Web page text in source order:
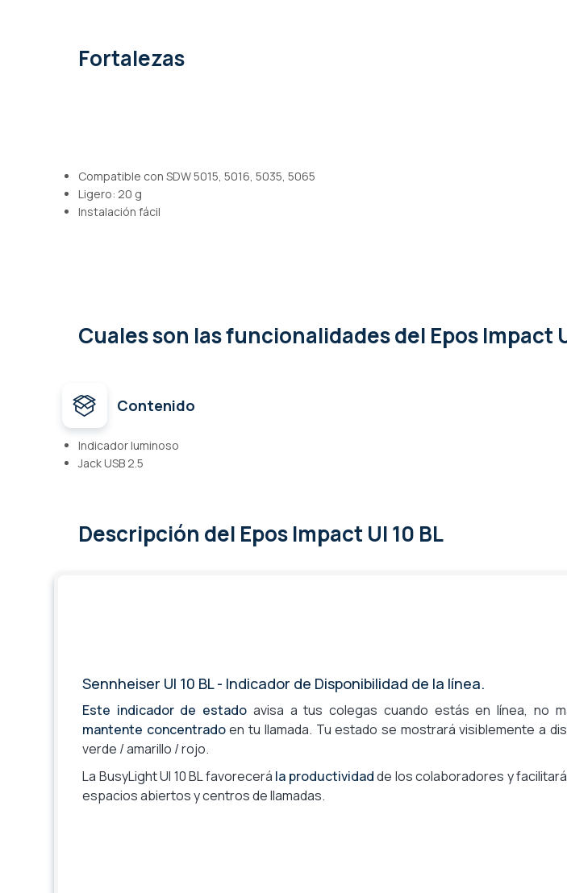
de
Fortalezas
Compatible con SDW 5015, 5016, 5035, 5065
Ligero: 20 g
Instalación fácil
Cuales son las funcionalidadesdel Epos Impact
Contenido
Indicador luminoso
Jack USB 2.5
Descripción del Epos Impact UI 10 BL
Sennheiser UI 10 BL - Indicador de Disponibilidad de la línea.
Este indicador de estado avisa a tus colegas cuando estás en línea, no
mantente concentradoen tu llamada. Tu estado se mostrará visiblemente a
verde / amarillo / rojo.
La BusyLight UI 10 BL favorecerá la productividadde los colaboradores y
espacios abiertos y centros de llamadas.